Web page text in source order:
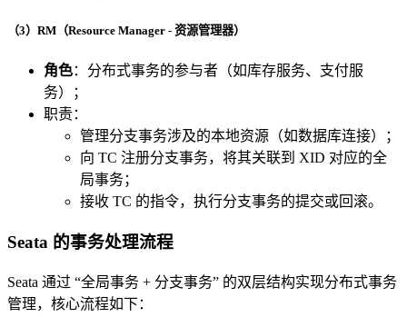
（3）RM（Resource Manager - 资源管理器）
角色：分布式事务的参与者（如库存服务、支付服
务）；
职责：
管理分支事务涉及的本地资源（如数据库连接）；
向 TC 注册分支事务，将其关联到 XID 对应的全
局事务；
接收 TC 的指令，执行分支事务的提交或回滚。
Seata 的事务处理流程
Seata 通过 “全局事务 + 分支事务” 的双层结构实现分布式事务
管理，核心流程如下：